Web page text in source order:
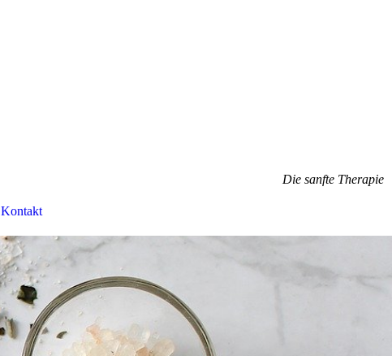
Die sanfte Therapie
Kontakt